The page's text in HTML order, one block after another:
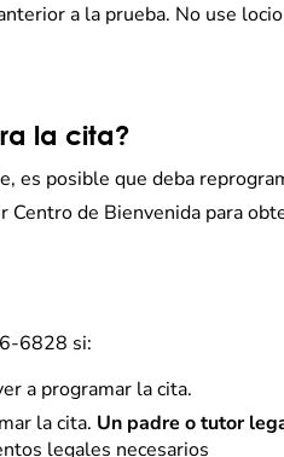
a la prueba. No use
la cita?
es posible que deba
de Bienvenida para
6828 si:
a programar la cita.
la cita. Un padre o tutor
legales necesarios